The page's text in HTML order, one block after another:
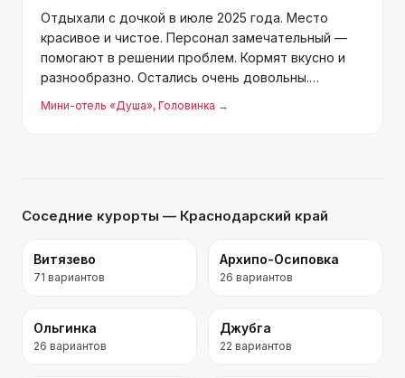
Отдыхали с дочкой в июле 2025 года. Место
красивое и чистое. Персонал замечательный —
помогают в решении проблем. Кормят вкусно и
разнообразно. Остались очень довольны.
Рекомендую отель «Душа».
Мини-отель «Душа», Головинка →
Соседние курорты — Краснодарский край
Витязево
71 вариантов
Архипо-Осиповка
26 вариантов
Ольгинка
26 вариантов
Джубга
22 вариантов